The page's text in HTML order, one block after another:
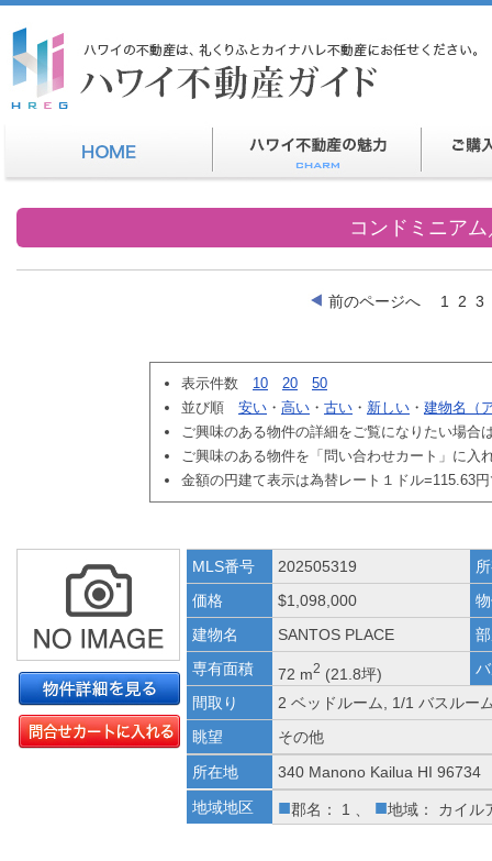
コンドミニア
前のページへ 1 2 3
表示件数 10 20
50
並び順 安い ・ 高い ・ 古い ・ 新しい ・ 建物名（
ご興味のある物件の詳細をご覧になりたい場合
ご興味のある物件を「問い合わせカート」に入
金額の円建て表示は為替レート１ドル=115.63
MLS番号 202505319
価格
$1,098,000
建物名
SANTOS PLACE
専有面積
72 m2 (21.8坪)
間取り
2 ベッドルーム, 1/1 バスルー
眺望
その他
所在地
340 Manono Kailua HI 96734
地域地区
■郡名： 1 、 ■地域： カイル